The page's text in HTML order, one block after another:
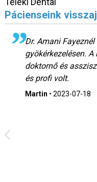
Pácienseink
Dr. Amani
gyökérkezelésen. A
doktornő és
és profi volt.
Martin • 2023-07-18